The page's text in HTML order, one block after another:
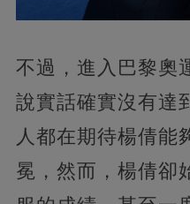
不過，進入巴黎奧
說實話確實沒有達
人都在期待楊倩能
冕，然而，楊倩卻